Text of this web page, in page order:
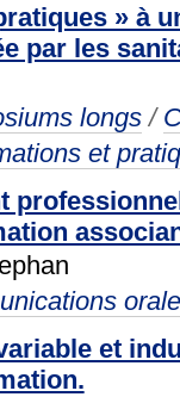
» à
par les
longs /
et
et